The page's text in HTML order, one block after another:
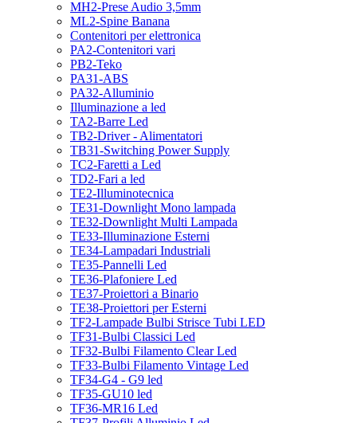
MH2-Prese Audio 3,5mm
ML2-Spine Banana
Contenitori per elettronica
PA2-Contenitori vari
PB2-Teko
PA31-ABS
PA32-Alluminio
Illuminazione a led
TA2-Barre Led
TB2-Driver - Alimentatori
TB31-Switching Power Supply
TC2-Faretti a Led
TD2-Fari a led
TE2-Illuminotecnica
TE31-Downlight Mono lampada
TE32-Downlight Multi Lampada
TE33-Illuminazione Esterni
TE34-Lampadari Industriali
TE35-Pannelli Led
TE36-Plafoniere Led
TE37-Proiettori a Binario
TE38-Proiettori per Esterni
TF2-Lampade Bulbi Strisce Tubi LED
TF31-Bulbi Classici Led
TF32-Bulbi Filamento Clear Led
TF33-Bulbi Filamento Vintage Led
TF34-G4 - G9 led
TF35-GU10 led
TF36-MR16 Led